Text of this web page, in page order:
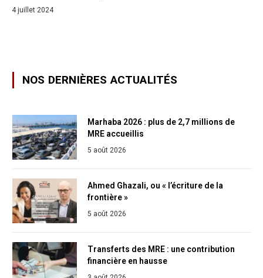
4 juillet 2024
NOS DERNIÈRES ACTUALITÉS
Marhaba 2026 : plus de 2,7 millions de
MRE accueillis
5 août 2026
Ahmed Ghazali, ou « l’écriture de la
frontière »
5 août 2026
Transferts des MRE : une contribution
financière en hausse